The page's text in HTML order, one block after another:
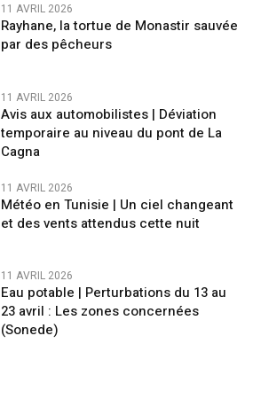
11 AVRIL 2026
Rayhane, la tortue de Monastir sauvée
par des pêcheurs
11 AVRIL 2026
Avis aux automobilistes | Déviation
temporaire au niveau du pont de La
Cagna
11 AVRIL 2026
Météo en Tunisie | Un ciel changeant
et des vents attendus cette nuit
11 AVRIL 2026
Eau potable | Perturbations du 13 au
23 avril : Les zones concernées
(Sonede)